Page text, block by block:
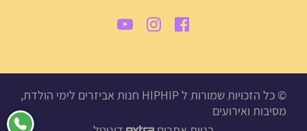
© כל הזכויות שמורות ל HIPHIP חנות אביזרים לימי הולדת,
מסיבות ואירועים